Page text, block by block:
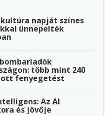
napját színes
ünnepelték
több mint 240
fenyegetést
Az AI
és jövője